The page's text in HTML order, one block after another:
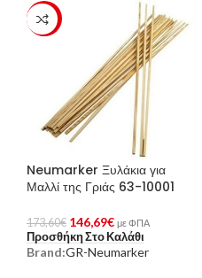
-16%
Neumarker Ξυλάκια για
Μαλλί της Γριάς 63-10001
173,60€ 146,69€ με ΦΠΑ
Προσθήκη Στο Καλάθι
Brand:GR-Neumarker